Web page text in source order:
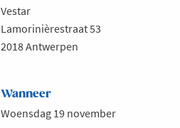
Vestar
Lamorinièrestraat 53
2018 Antwerpen
Wanneer
Woensdag 19 november